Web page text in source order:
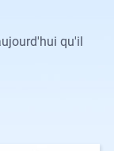
qu'il